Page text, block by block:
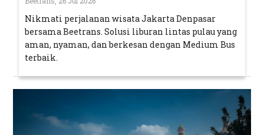
Nikmati perjalanan wisata Jakarta Denpasar
bersama Beetrans. Solusi liburan lintas pulau yang
aman, nyaman, dan berkesan dengan Medium Bus
terbaik.